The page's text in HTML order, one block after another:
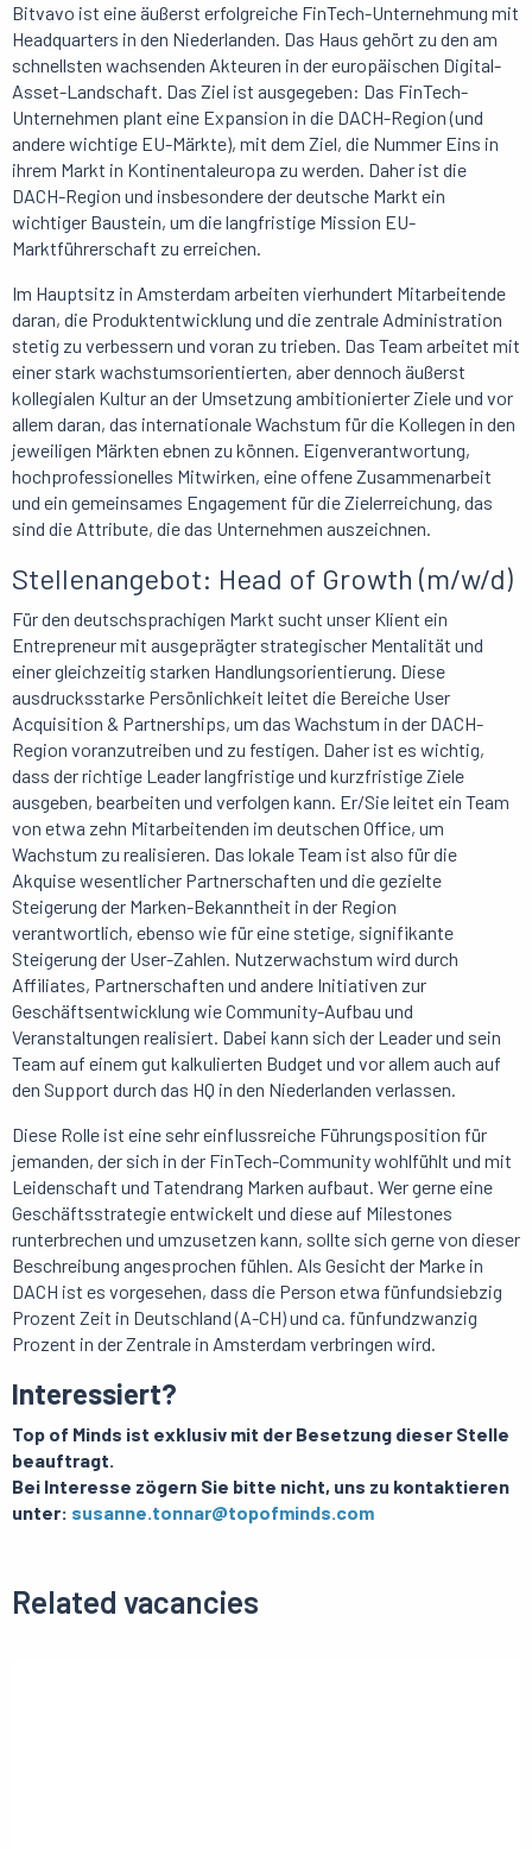
Bitvavo ist eine äußerst erfolgreiche FinTech-Unternehmung mit
Headquarters in den Niederlanden. Das Haus gehört zu den am
schnellsten wachsenden Akteuren in der europäischen Digital-
Asset-Landschaft. Das Ziel ist ausgegeben: Das FinTech-
Unternehmen plant eine Expansion in die DACH-Region (und
andere wichtige EU-Märkte), mit dem Ziel, die Nummer Eins in
ihrem Markt in Kontinentaleuropa zu werden. Daher ist die
DACH-Region und insbesondere der deutsche Markt ein
wichtiger Baustein, um die langfristige Mission EU-
Marktführerschaft zu erreichen.
Im Hauptsitz in Amsterdam arbeiten vierhundert Mitarbeitende
daran, die Produktentwicklung und die zentrale Administration
stetig zu verbessern und voran zu trieben. Das Team arbeitet mit
einer stark wachstumsorientierten, aber dennoch äußerst
kollegialen Kultur an der Umsetzung ambitionierter Ziele und vor
allem daran, das internationale Wachstum für die Kollegen in den
jeweiligen Märkten ebnen zu können. Eigenverantwortung,
hochprofessionelles Mitwirken, eine offene Zusammenarbeit
und ein gemeinsames Engagement für die Zielerreichung, das
sind die Attribute, die das Unternehmen auszeichnen.
Stellenangebot: Head of Growth (m/w/d)
Für den deutschsprachigen Markt sucht unser Klient ein
Entrepreneur mit ausgeprägter strategischer Mentalität und
einer gleichzeitig starken Handlungsorientierung. Diese
ausdrucksstarke Persönlichkeit leitet die Bereiche User
Acquisition & Partnerships, um das Wachstum in der DACH-
Region voranzutreiben und zu festigen. Daher ist es wichtig,
dass der richtige Leader langfristige und kurzfristige Ziele
ausgeben, bearbeiten und verfolgen kann. Er/Sie leitet ein Team
von etwa zehn Mitarbeitenden im deutschen Office, um
Wachstum zu realisieren. Das lokale Team ist also für die
Akquise wesentlicher Partnerschaften und die gezielte
Steigerung der Marken-Bekanntheit in der Region
verantwortlich, ebenso wie für eine stetige, signifikante
Steigerung der User-Zahlen. Nutzerwachstum wird durch
Affiliates, Partnerschaften und andere Initiativen zur
Geschäftsentwicklung wie Community-Aufbau und
Veranstaltungen realisiert. Dabei kann sich der Leader und sein
Team auf einem gut kalkulierten Budget und vor allem auch auf
den Support durch das HQ in den Niederlanden verlassen.
Diese Rolle ist eine sehr einflussreiche Führungsposition für
jemanden, der sich in der FinTech-Community wohlfühlt und mit
Leidenschaft und Tatendrang Marken aufbaut. Wer gerne eine
Geschäftsstrategie entwickelt und diese auf Milestones
runterbrechen und umzusetzen kann, sollte sich gerne von dieser
Beschreibung angesprochen fühlen. Als Gesicht der Marke in
DACH ist es vorgesehen, dass die Person etwa fünfundsiebzig
Prozent Zeit in Deutschland (A-CH) und ca. fünfundzwanzig
Prozent in der Zentrale in Amsterdam verbringen wird.
Interessiert?
Top of Minds ist exklusiv mit der Besetzung dieser Stelle
beauftragt.
Bei Interesse zögern Sie bitte nicht, uns zu kontaktieren
unter: susanne.tonnar@topofminds.com
Related vacancies